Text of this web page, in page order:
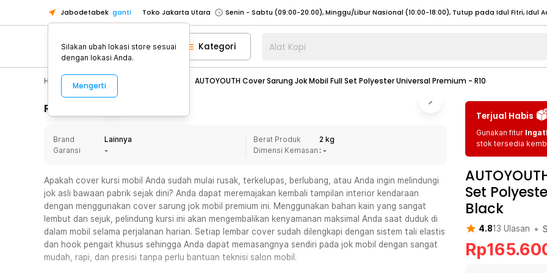
Jabodetabek ganti Toko Jakarta Utara
Toko Tangerang
Toko Cikupa
Pick n Go Jakarta Barat
Senin - Jumat (07:00 - 20:00), Sabtu - Minggu (08:00 - 20:00), Tutup pada Idul Fitri
Pick n Go Bekasi
Senin - Jumat (08:00 - 20:00), Sabtu - Minggu/ Libur Nasional (08:00 - 17:00) Selengkapnya
Senin - Jumat (08:00 - 20:00), Sabtu - Minggu/ Libur Nasional (08:00 - 17:00) Selengkapnya
Senin - Sabtu (09:00-20:00), Minggu/Libur Nasional (12:00-20:00), Tutup pada Idul Fitri
Senin - Sabtu (09:00-20:00), Minggu/Libur Nasional (12:00-20:00), Tutup pada Idul Fitri
Toko Tangerang
Toko Cikupa
Pick n Go Jakarta Barat
Senin - Jumat (07:00 - 20:00), Sabtu - Minggu (08:00 - 20:00), Tutup pada Idul Fitri
Pick n Go Bekasi
Senin - Jumat (08:00 - 20:00), Sabtu - Minggu/ Libur Nasional (08:00 - 17:00)
Selengkapnya
Pick n Go Depok
Senin - Jumat (08:00 - 20:00), Sabtu - Minggu/ Libur Nasional (08:00 - 17:00) Selengkapnya
Kategori Alat Kopi
Hobby Mobil AUTOYOUTH Cover Sarung Jok Mobil Full Set Polyester Universal Premium - R10
Rincian Produk
Brand
Lainnya
Garansi
-
Berat Produk
2 kg
Dimensi Kemasan : -
Apakah cover kursi mobil Anda sudah mulai rusak, terkelupas, berlubang, atau Anda ingin melindungi
jok asli bawaan pabrik sejak dini? Anda dapat meremajakan kembali tampilan interior kendaraan
dengan menggunakan cover sarung jok mobil premium ini. Menggunakan bahan kain yang sangat
lembut dan sejuk, pelindung kursi ini akan mengembalikan kenyamanan maksimal Anda saat duduk di
dalam mobil selama perjalanan harian. Setiap lembar cover sudah dilengkapi dengan sistem tali elastis
dan hook pengait khusus sehingga Anda dapat memasangnya sendiri pada jok mobil dengan sangat
mudah, rapi, dan presisi tanpa perlu bantuan teknisi salon mobil.
Terjual Habis
Gunakan fitur
stok tersedia
Set
Black
4.813 Ulasan •
Rp
Silakan ubah lokasi store sesuai
dengan lokasi Anda.
Mengerti